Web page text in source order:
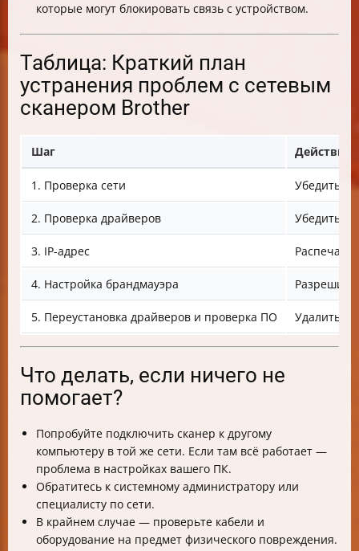
которые могут блокировать связь с устройством.
Таблица: Краткий план
устранения проблем с сетевым
сканером Brother
Шаг Действия
1. Проверка сети
2. Проверка драйверов Убедиться
3. IP-адрес
4. Настройка брандмауэра
5. Переустановка драйверов и проверка ПО Удалить
Что делать, если ничего не
помогает?
Попробуйте подключить сканер к другому
компьютеру в той же сети. Если там всё работает —
проблема в настройках вашего ПК.
Обратитесь к системному администратору или
специалисту по сети.
В крайнем случае — проверьте кабели и
оборудование на предмет физического повреждения.